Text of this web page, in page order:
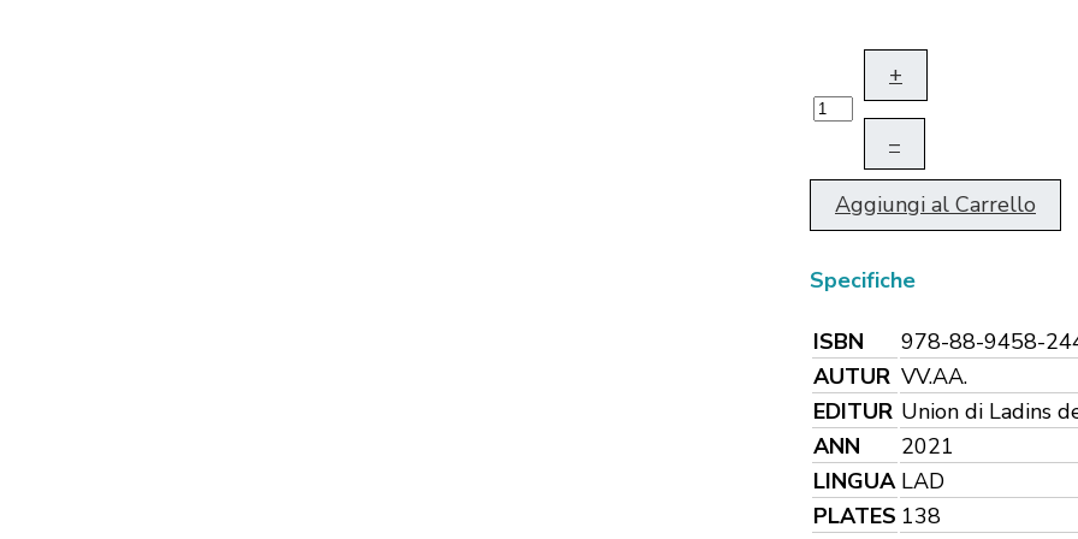
+
–
Aggiungi al Carrello
Specifiche
ISBN
978-88-9458-
AUTUR VV.AA.
EDITUR Union di Ladins
ANN
2021
LINGUA LAD
PLATES 138